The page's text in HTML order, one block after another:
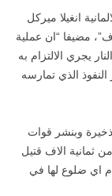
انغيلا ميركل
مضيفا “ان عملية
يجري الالتزام به
الذي تمارسه
وبنشر قوات
ثمانية الاف قتيل
الدوام اي ضلوع لها في